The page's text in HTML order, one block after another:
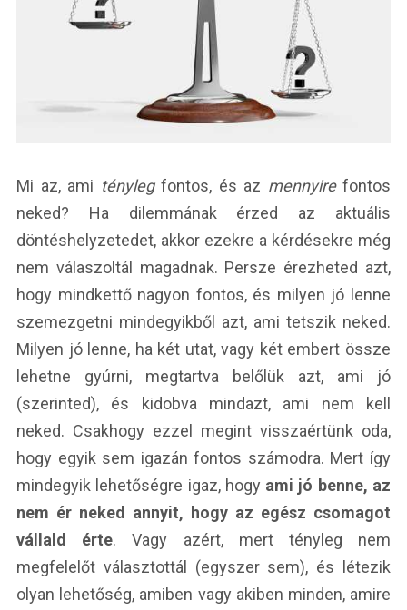
Mi az, ami ténylegfontos, és az mennyirefontos
neked? Ha dilemmának érzed az aktuális
döntéshelyzetedet, akkor ezekre a kérdésekre még
nem válaszoltál magadnak. Persze érezheted azt,
hogy mindkettő nagyon fontos, és milyen jó lenne
szemezgetni mindegyikből azt, ami tetszik neked.
Milyen jó lenne, ha két utat, vagy két embert össze
lehetne gyúrni, megtartva belőlük azt, ami jó
(szerinted), és kidobva mindazt, ami nem kell
neked. Csakhogy ezzel megint visszaértünk oda,
hogy egyik sem igazán fontos számodra. Mert így
mindegyik lehetőségre igaz, hogy ami jó benne, az
nem ér neked annyit, hogy az egész csomagot
vállald érte. Vagy azért, mert tényleg nem
megfelelőt választottál (egyszer sem), és létezik
olyan lehetőség, amiben vagy akiben minden, amire